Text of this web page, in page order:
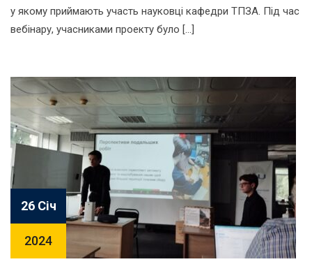
у якому приймають участь науковці кафедри ТПЗА. Під час
вебінару, учасниками проекту було […]
26 Січ
2024